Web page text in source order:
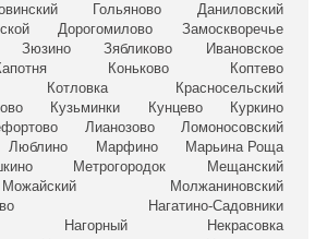
Гольяново
Даниловский
Дорогомилово
Замоскворечье
Зюзино Зябликово
Ивановское
Коньково
Коптево
Котловка
Красносельский
Кузьминки Кунцево
Куркино
Лианозово
Ломоносовский
Люблино Марфино
Марьина Роща
Метрогородок
Мещанский
Можайский
Молжаниновский
Нагатино-Садовники
Нагорный
Некрасовка